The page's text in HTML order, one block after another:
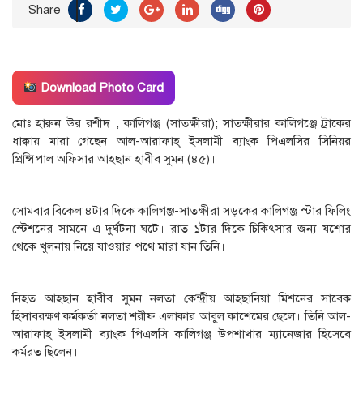
Share
Download Photo Card
মোঃ হারুন উর রশীদ , কালিগঞ্জ (সাতক্ষীরা); সাতক্ষীরার কালিগঞ্জে ট্রাকের
ধাক্কায় মারা গেছেন আল-আরাফাহ্ ইসলামী ব্যাংক পিএলসির সিনিয়র
প্রিন্সিপাল অফিসার আহছান হাবীব সুমন (৪৫)।
সোমবার বিকেল ৪টার দিকে কালিগঞ্জ-সাতক্ষীরা সড়কের কালিগঞ্জ স্টার ফিলিং
স্টেশনের সামনে এ দুর্ঘটনা ঘটে। রাত ১টার দিকে চিকিৎসার জন্য যশোর
থেকে খুলনায় নিয়ে যাওয়ার পথে মারা যান তিনি।
নিহত আহছান হাবীব সুমন নলতা কেন্দ্রীয় আহ্ছানিয়া মিশনের সাবেক
হিসাবরক্ষণ কর্মকর্তা নলতা শরীফ এলাকার আবুল কাশেমের ছেলে। তিনি আল-
আরাফাহ্ ইসলামী ব্যাংক পিএলসি কালিগঞ্জ উপশাখার ম্যানেজার হিসেবে
কর্মরত ছিলেন।